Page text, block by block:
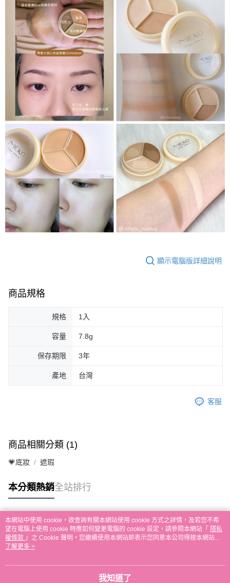
顯示電腦版詳細說明
商品規格
規格 1入
容量 7.8g
保存期限 3年
產地 台灣
客服
商品相關分類 (1)
💗底妝 遮瑕
本分類熱銷全站排行
熱門標籤
本網站中使用 cookie，欲查詢有關本網站使用 cookie 方式之詳情，及若您不希
望在電腦上使用 cookie 時應如何變更電腦的 cookie 設定，請參閱本網站「 隱私
權條款 」之 Cookie 聲明。您繼續使用本網站即表示您同意本公司得按本網站使
用條款之 Cookie 聲明使用 cookie。
了解更多 >
我知道了